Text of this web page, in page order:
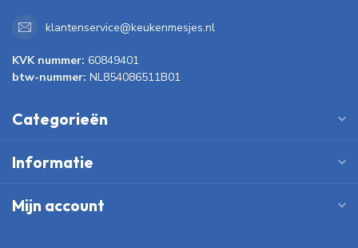
klantenservice@keukenmesjes.nl
KVK nummer: 60849401
btw-nummer: NL854086511B01
Categorieën
Informatie
Mijn account